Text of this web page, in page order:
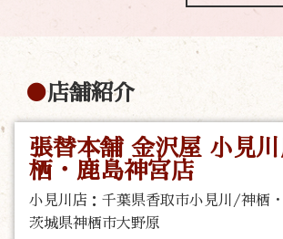
店舗紹介
張替本舗 金沢屋 小見
栖・鹿島神宮店
小見川店：千葉県香取市小見川/神栖
茨城県神栖市大野原